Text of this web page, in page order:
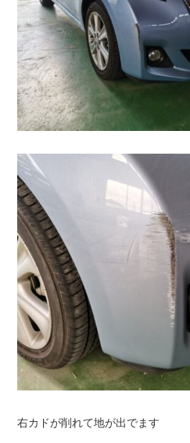
右カドが削れて地が出でます